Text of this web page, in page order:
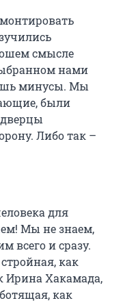
смысле
нами
минусы. Мы
были
Либо так –
для
Мы не знаем,
всего и сразу.
как
Ирина Хакамада,
как